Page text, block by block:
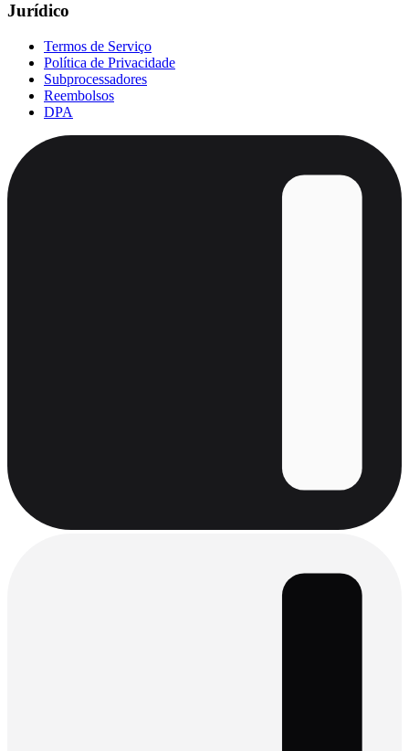
Jurídico
Termos de Serviço
Política de Privacidade
Subprocessadores
Reembolsos
DPA